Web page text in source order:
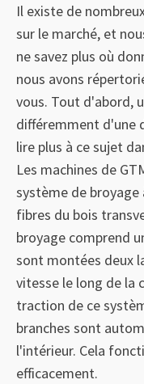
robuste avec deux
de l'alimentation, la
arrêt d'urgence est
immédiatement le
Le 750 dispose
l'alimentation peut
prendre encore
la position repliée
exemple lors du
Il existe de
sur le marché, et
ne savez plus où
nous avons
vous. Tout d'abord,
différemment d'une
lire plus à ce sujet
Les machines de
système de
fibres du bois
broyage comprend
sont montées deux
vitesse le long de la
traction de ce
branches sont
l'intérieur. Cela
efficacement.